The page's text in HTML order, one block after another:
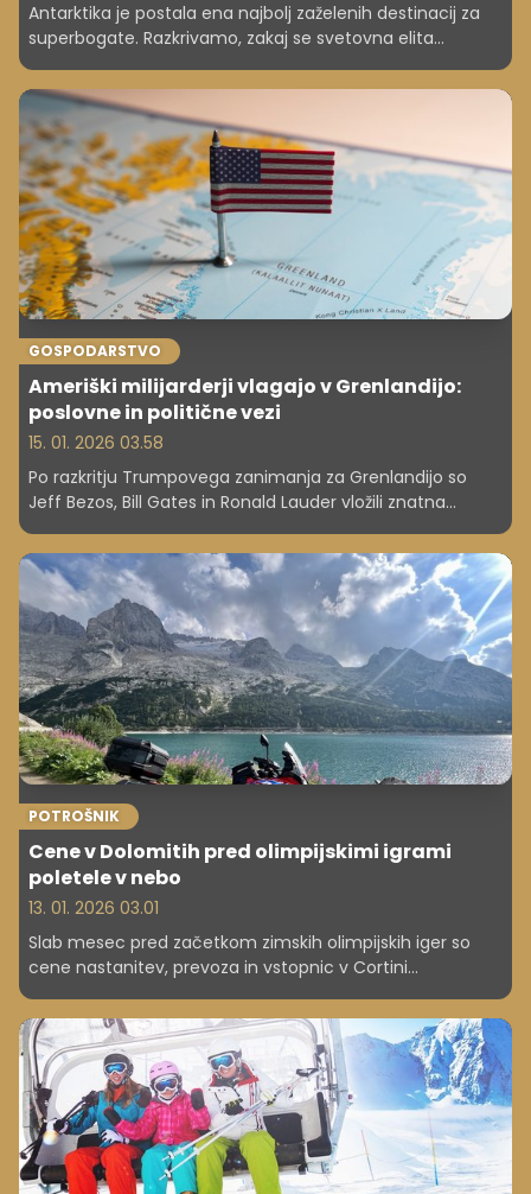
Antarktika je postala ena najbolj zaželenih destinacij za
superbogate. Razkrivamo, zakaj se svetovna elita
množično odpravlja na "ledeni kontinent" in kaj jim
takšna potovanja ponujajo.
GOSPODARSTVO
Ameriški milijarderji vlagajo v Grenlandijo:
poslovne in politične vezi
15. 01. 2026 03.58
Po razkritju Trumpovega zanimanja za Grenlandijo so
Jeff Bezos, Bill Gates in Ronald Lauder vložili znatna
sredstva v otok. Naložbe so osredotočene na redke
zemeljske minerale in vodne vire, kar poudarja
geopolitični in gospodarski pomen Arktike.
POTROŠNIK
Cene v Dolomitih pred olimpijskimi igrami
poletele v nebo
13. 01. 2026 03.01
Slab mesec pred začetkom zimskih olimpijskih iger so
cene nastanitev, prevoza in vstopnic v Cortini
ugotavlja italijansko združenje potrošnikov Altroconsumo.